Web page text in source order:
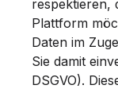
respektieren,
Plattform
Daten im
Sie damit
DSGVO).